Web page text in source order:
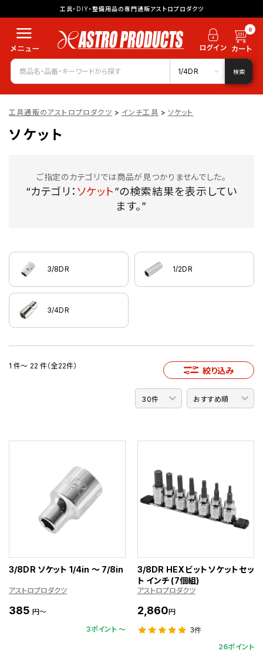
工具・DIY・整備用品の専門通販アストロプロダクツ
0
1/4DR 検索
工具通販のアストロプロダクツ > インチ工具 > ソケット
ソケット
ご指定のカテゴリでは商品が見つかりませんでした。
“カテゴリ： ソケット”の検索結果を表示してい
ます。”
3/8DR 1/2DR
3/4DR
1 件～ 22 件（全22件） 絞り込み
3/8DR ソケット 1/4in ～ 7/8in
アストロプロダクツ
385 円～
3ポイント 〜
3/8DR HEXビットソケットセッ
ト インチ (7個組)
アストロプロダクツ
2,860円
3件
26ポイント